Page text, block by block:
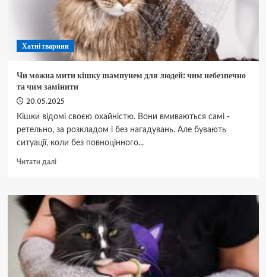
перші
ознаки
Хатні тварини
Чи можна мити кішку шампунем для людей: чим небезпечно
та чим замінити
20.05.2025
Кішки відомі своєю охайністю. Вони вмиваються самі -
ретельно, за розкладом і без нагадувань. Але бувають
ситуації, коли без повноцінного...
Читати даліДокладніше
можна
мити
кішку
шампунем
для
людей:
чим
небезпечно